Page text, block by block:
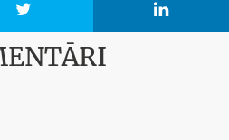
 